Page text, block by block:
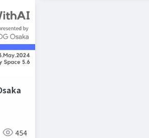
454